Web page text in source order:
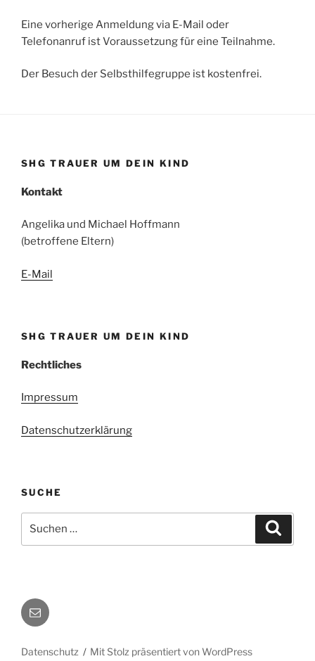
Eine vorherige Anmeldung via E-Mail oder
Telefonanruf ist Voraussetzung für eine Teilnahme.
Der Besuch der Selbsthilfegruppe ist kostenfrei.
SHG TRAUER UM DEIN KIND
Kontakt
Angelika und Michael Hoffmann
(betroffene Eltern)
E-Mail
SHG TRAUER UM DEIN KIND
Rechtliches
Impressum
Datenschutzerklärung
SUCHE
nach:
E-
Mail
Datenschutz Mit Stolz präsentiert von WordPress